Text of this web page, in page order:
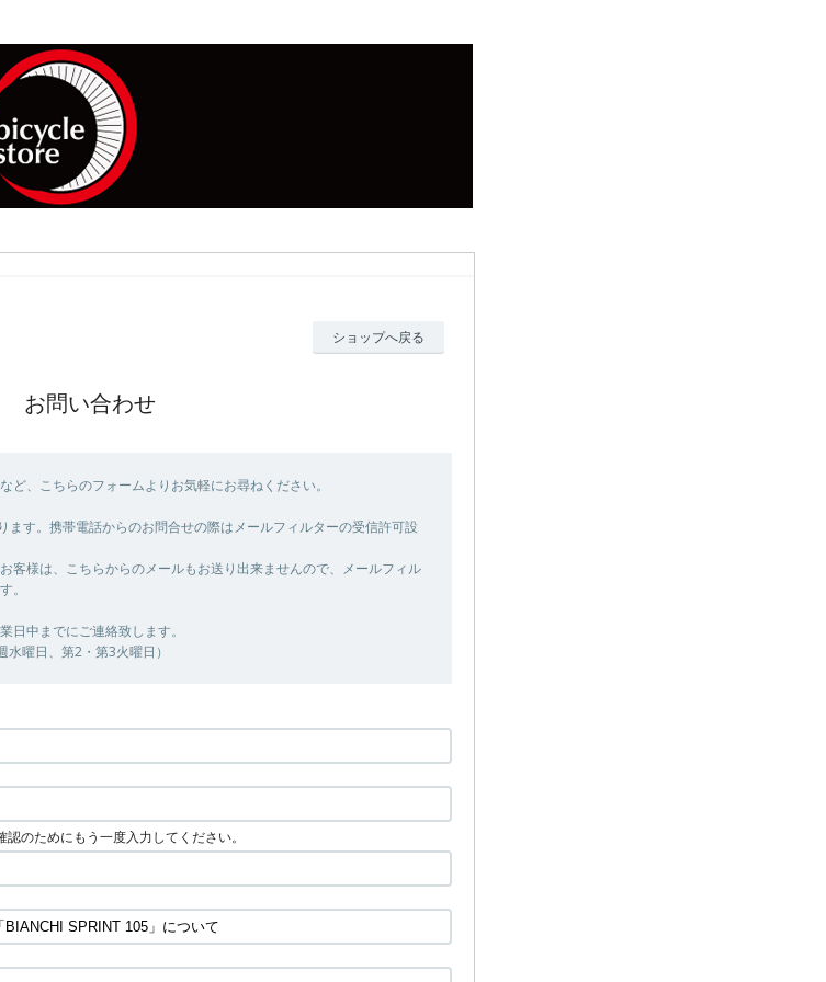
ショップへ戻る
お問い合わせ
ど、こちらのフォームよりお気軽にお尋ねください。
す。携帯電話からのお問合せの際はメールフィルターの受信許可設
客様は、こちらからのメールもお送り出来ませんので、メールフィル
。
日中までにご連絡致します。
曜日、第2・第3火曜日）
認のためにもう一度入力してください。